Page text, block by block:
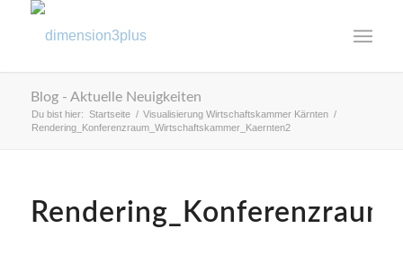
Blog - Aktuelle Neuigkeiten
Du bist hier: Startseite / Visualisierung Wirtschaftskammer Kärnten /
Rendering_Konferenzraum_Wirtschaftskammer_Kaernten2